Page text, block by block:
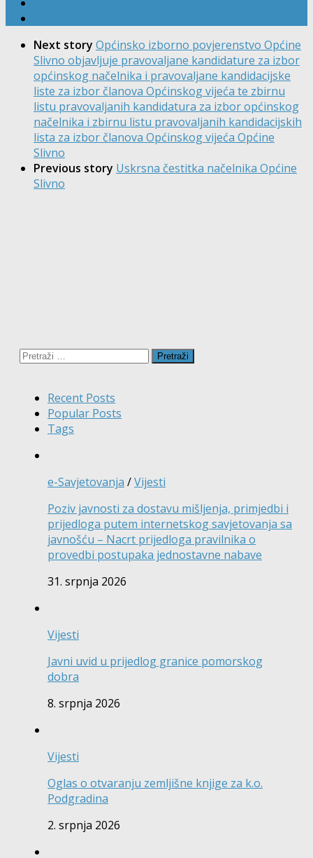
Next story Općinsko izborno povjerenstvo Općine
Slivno objavljuje pravovaljane kandidature za izbor
općinskog načelnika i pravovaljane kandidacijske
liste za izbor članova Općinskog vijeća te zbirnu
listu pravovaljanih kandidatura za izbor općinskog
načelnika i zbirnu listu pravovaljanih kandidacijskih
lista za izbor članova Općinskog vijeća Općine
Slivno
Previous story Uskrsna čestitka načelnika Općine
Slivno
Pretraži:
Recent Posts
Popular Posts
Tags
e-Savjetovanja /Vijesti
Poziv javnosti za dostavu mišljenja, primjedbi i
prijedloga putem internetskog savjetovanja sa
javnošću – Nacrt prijedloga pravilnika o
provedbi postupaka jednostavne nabave
31. srpnja 2026
Vijesti
Javni uvid u prijedlog granice pomorskog
dobra
8. srpnja 2026
Vijesti
Oglas o otvaranju zemljišne knjige za k.o.
Podgradina
2. srpnja 2026